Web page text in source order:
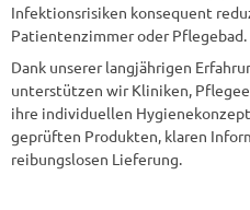
Infektionsrisiken konsequent
Patientenzimmer oder Pflegebad.
Dank unserer langjährigen
unterstützen wir Kliniken,
ihre individuellen
geprüften Produkten, klaren
reibungslosen Lieferung.